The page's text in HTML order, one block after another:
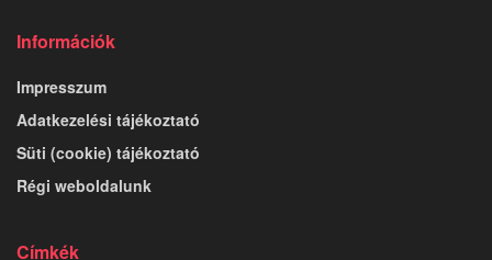
Információk
Impresszum
Adatkezelési tájékoztató
Süti (cookie) tájékoztató
Régi weboldalunk
Címkék